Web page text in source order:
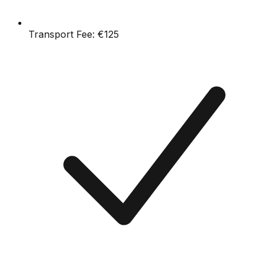
Transport Fee: €125